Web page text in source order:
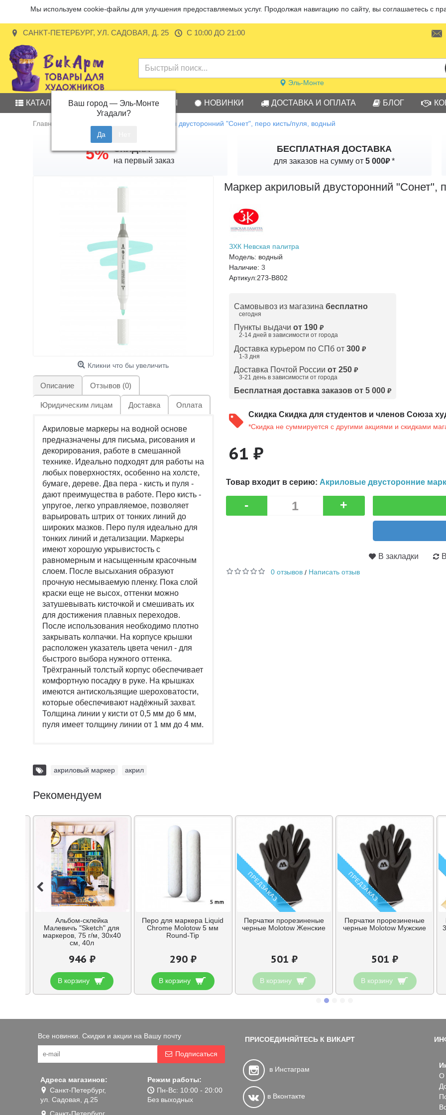
Мы используем cookie-файлы для улучшения предоставляемых услуг. Продолжая навигацию по сайту, вы соглашаетесь с
САНКТ-ПЕТЕРБУРГ, УЛ. САДОВАЯ, Д. 25 С 10:00 ДО 21:00
Эль-Монте
Ваш город — Эль-Монте
Угадали?
КАТАЛОГ АКЦИИ БРЕНДЫ НОВИНКИ ДОСТАВКА И ОПЛАТА БЛОГ
Главная Маркер акриловый двусторонний "Сонет", перо кисть/пуля, водный
5% СКИДКА
на первый заказ
БЕСПЛАТНАЯ ДОСТАВКА
для заказов на сумму от5 000₽*
Кликни что бы увеличить
Описание Отзывов (0)
Юридическим лицам Доставка Оплата
Акриловые маркеры на водной основе
предназначены для письма, рисования и
декорирования, работе в смешанной
технике. Идеально подходят для работы на
любых поверхностях, особенно на холсте,
бумаге, дереве. Два пера - кисть и пуля -
дают преимущества в работе. Перо кисть -
упругое, легко управляемое, позволяет
варьировать штрих от тонких линий до
широких мазков. Перо пуля идеально для
тонких линий и детализации. Маркеры
имеют хорошую укрывистость с
равномерным и насыщенным красочным
слоем. После высыхания образуют
прочную несмываемую пленку. Пока слой
краски еще не высох, оттенки можно
затушевывать кисточкой и смешивать их
для достижения плавных переходов.
После использования необходимо плотно
закрывать колпачки. На корпусе крышки
расположен указатель цвета ченил - для
быстрого выбора нужного оттенка.
Трёхгранный толстый корпус обеспечивает
комфортную посадку в руке. На крышках
имеются антискользящие шероховатости,
которые обеспечивают надёжный захват.
Толщина линии у кисти от 0,5 мм до 6 мм,
пуля имеет толщину линии от 1 мм до 4 мм.
Маркер акриловый двусторонний "Сонет",
ЗХК Невская палитра
Модель: водный
Наличие: 3
Артикул:273-B802
Самовывоз из магазина бесплатно
сегодня
Пункты выдачи от 190 ₽
2-14 дней в зависимости от города
Доставка курьером по СПб от 300 ₽
1-3 дня
Доставка Почтой России от 250 ₽
3-21 день в зависимости от города
Бесплатная доставка заказов от 5 000₽
Скидка Скидка для студентов и членов Союза
*Скидка не суммируется с другими акциями и скидками
61 ₽
Товар входит в серию: Акриловые двусторонние
- +
В закладки
0 отзывов/ Написать отзыв
акриловый маркер акрил
Рекомендуем
Альбом-склейка
Малевичъ "Sketch" для
маркеров, 75 г/м, 30х40
см, 40л
946 ₽
В корзину
Перо для маркера Liquid
Chrome Molotow 5 мм
Round-Tip
290 ₽
В корзину
ПРЕДЗАКАЗ
Перчатки прорезиненые
черные Molotow Женские
501 ₽
В корзину
ПРЕДЗАКАЗ
Перчатки прорезиненые
черные Molotow Мужские
501 ₽
В корзину
Все новинки. Скидки и акции на Вашу почту
Подписаться
Адреса магазинов:
Санкт-Петербург,
ул. Садовая, д.25
Режим работы:
Пн-Вс: 10:00 - 20:00
Без выходных
ПРИСОЕДИНЯЙТЕСЬ К ВИКАРТ
в Инстаграм
в Вконтакте
О